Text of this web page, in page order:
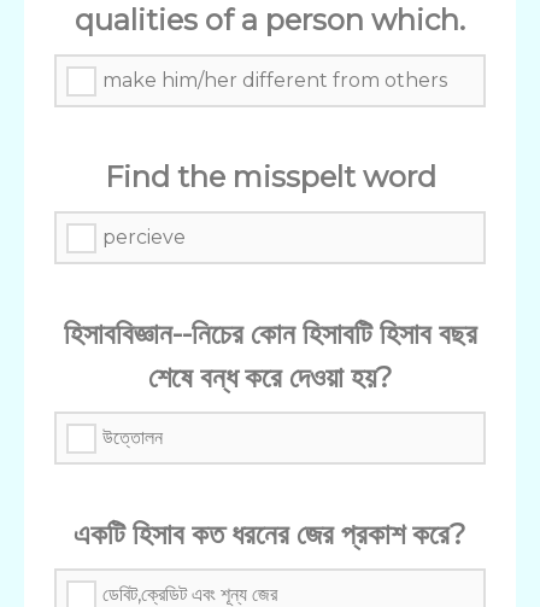
qualities of a person which.
make him/her different from others
Find the misspelt word
percieve
হিসাববিজ্ঞান--নিচের কোন হিসাবটি হিসাব বছর
শেষে বন্ধ করে দেওয়া হয়?
উত্তোলন
একটি হিসাব কত ধরনের জের প্রকাশ করে?
ডেবিট,ক্রেডিট এবং শূন্য জের